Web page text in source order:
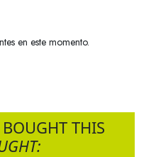
en este momento.
THIS